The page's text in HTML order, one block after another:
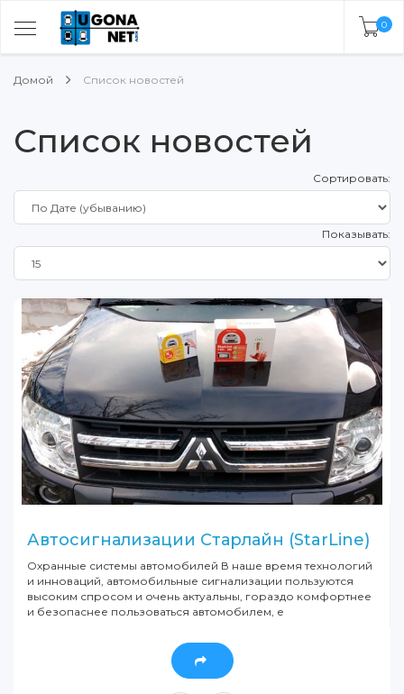
0
Домой Список новостей
Список новостей
Сортировать:
Показывать:
Автосигнализации Старлайн (StarLine)
Охранные системы автомобилей В наше время технологий
и инноваций, автомобильные сигнализации пользуются
высоким спросом и очень актуальны, гораздо комфортнее
и безопаснее пользоваться автомобилем, е